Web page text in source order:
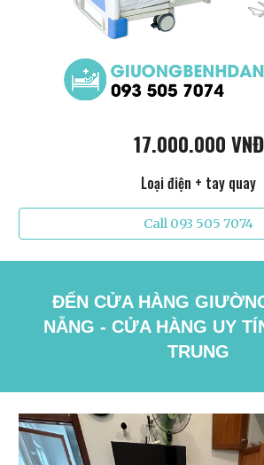
17.000.000 VNĐ
Loại điện + tay quay
Call 093 505 7074
ĐẾN CỬA HÀNG
NẴNG - CỬA HÀNG UY
TRUNG